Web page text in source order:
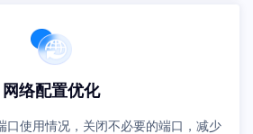
网络配置优化
口使用情况，关闭不必要的端口，减少